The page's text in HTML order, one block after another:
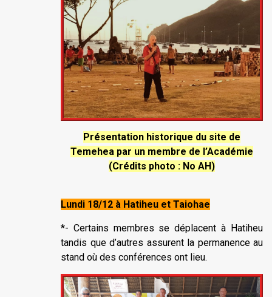
Présentation historique du site de
Temehea par un membre de l’Académie
(Crédits photo : No AH)
Lundi 18/12 à Hatiheu et Taiohae
*- Certains membres se déplacent à Hatiheu
tandis que d’autres assurent la permanence au
stand où des conférences ont lieu.